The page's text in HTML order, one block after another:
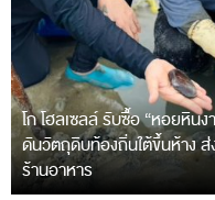
โก โฮลเซลล์ รับซื้อ “หอยหิน
ดันวัตถุดิบท้องถิ่นใต้ขึ้นห้าง
ร้านอาหาร